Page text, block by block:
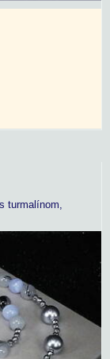
turmalínom,